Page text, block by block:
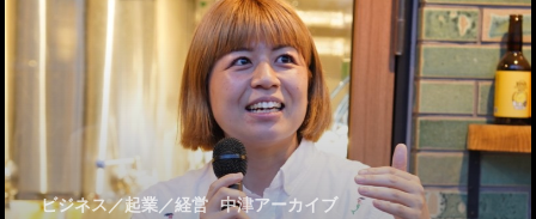
ビジネス／起業／経営 中津アーカイブ
Category
アート／文化／音楽
クラフト
コミュニティ／まちづ
アクセス
お問い合わせ